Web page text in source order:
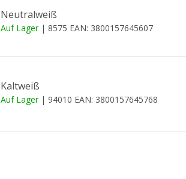
Neutralweiß
Auf Lager | 8575 EAN: 3800157645607
Kaltweiß
Auf Lager | 94010 EAN: 3800157645768